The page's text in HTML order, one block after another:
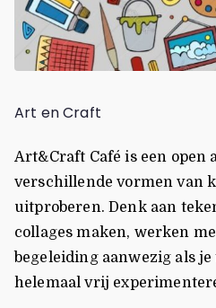
Art en Craft
Art&Craft Café is een open
verschillende vormen van
uitproberen. Denk aan
collages maken, werken
begeleiding aanwezig als
helemaal vrij